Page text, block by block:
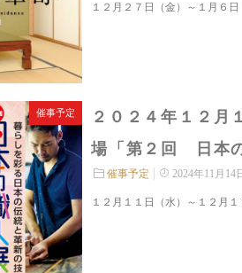
１２月２７日（金）～１月６
催事予定
２０２４年１２
場「第２回 日本
催事予定 2024年11月14
１２月１１日（水）～１２月